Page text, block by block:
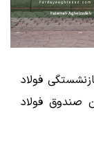
فولاد
صندوق فولاد